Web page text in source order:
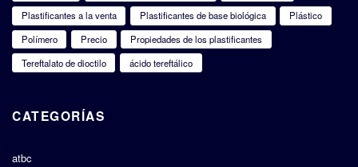
Plastificantes a la venta
Plastificantes de base biológica
Plástico
Polímero
Precio
Propiedades de los plastificantes
Tereftalato de dioctilo
ácido tereftálico
CATEGORÍAS
atbc